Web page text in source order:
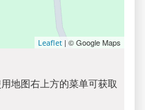
Leaflet | © Google Maps
地图右上方的菜单可获取